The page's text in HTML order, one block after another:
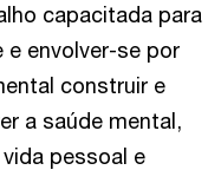
capacitada para
envolver-se por
construir e
a saúde mental,
pessoal e